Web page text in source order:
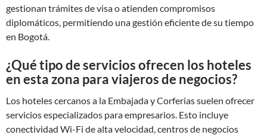
gestionan trámites de visa o atienden compromisos
diplomáticos, permitiendo una gestión eficiente de su tiempo
en Bogotá.
¿Qué tipo de servicios ofrecen los hoteles
en esta zona para viajeros de negocios?
Los hoteles cercanos a la Embajada y Corferias suelen ofrecer
servicios especializados para empresarios. Esto incluye
conectividad Wi-Fi de alta velocidad, centros de negocios